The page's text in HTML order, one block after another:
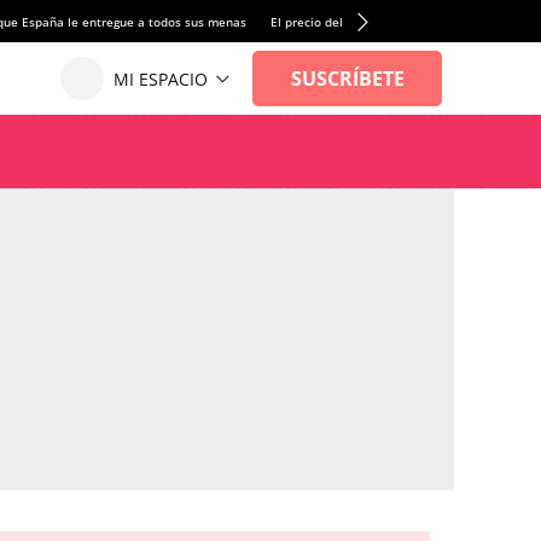
España le entregue a todos sus menas El precio del alquiler de vivienda baja por